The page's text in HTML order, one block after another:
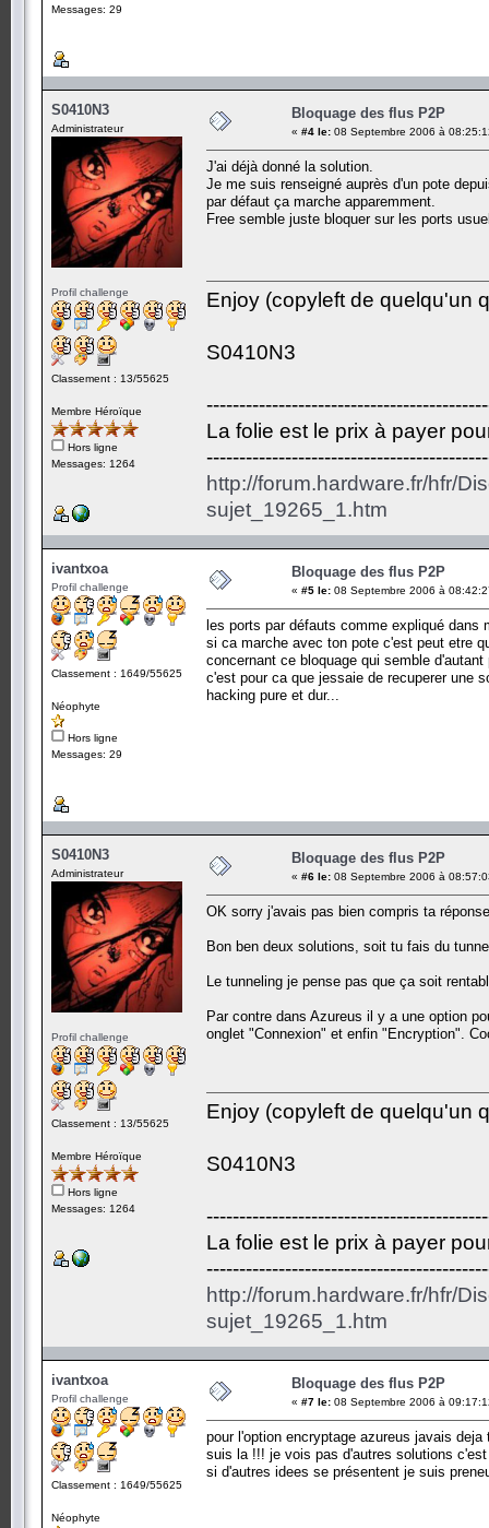
Messages: 29
S0410N3
Administrateur
Profil challenge
Classement : 13/55625
Membre Héroïque
Hors ligne
Messages: 1264
Bloquage des flus P2P
« #4 le: 08 Septembre 2006 à
J'ai déjà donné la solution.
Je me suis renseigné auprès d'un pote
par défaut ça marche apparemment.
Free semble juste bloquer sur les ports
Enjoy (copyleft de quelqu'un
S0410N3
La folie est le prix à payer
http://forum.hardware.fr/hfr/
sujet_19265_1.htm
ivantxoa
Profil challenge
Classement : 1649/55625
Néophyte
Hors ligne
Messages: 29
Bloquage des flus P2P
« #5 le: 08 Septembre 2006 à
les ports par défauts comme expliqué
si ca marche avec ton pote c'est peut etre
concernant ce bloquage qui semble
c'est pour ca que jessaie de recuperer une
hacking pure et dur...
S0410N3
Administrateur
Profil challenge
Classement : 13/55625
Membre Héroïque
Hors ligne
Messages: 1264
Bloquage des flus P2P
« #6 le: 08 Septembre 2006 à
OK sorry j'avais pas bien compris ta
Bon ben deux solutions, soit tu fais du
Le tunneling je pense pas que ça soit
Par contre dans Azureus il y a une option
onglet "Connexion" et enfin "Encryption".
Enjoy (copyleft de quelqu'un
S0410N3
La folie est le prix à payer
http://forum.hardware.fr/hfr/
sujet_19265_1.htm
ivantxoa
Profil challenge
Classement : 1649/55625
Néophyte
Bloquage des flus P2P
« #7 le: 08 Septembre 2006 à
pour l'option encryptage azureus javais
suis la !!! je vois pas d'autres solutions
si d'autres idees se présentent je suis